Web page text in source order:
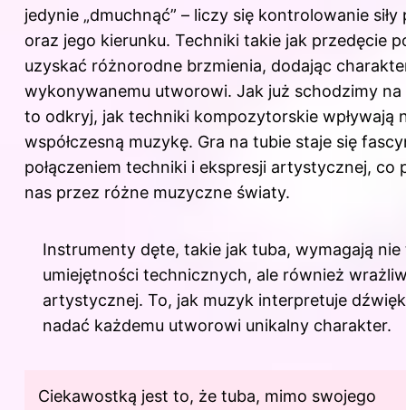
jedynie „dmuchnąć” – liczy się kontrolowanie
oraz jego kierunku. Techniki takie jak przedęcie
uzyskać różnorodne brzmienia, dodając
wykonywanemu utworowi. Jak już schodzimy
to odkryj, jak techniki kompozytorskie wpływają
współczesną muzykę. Gra na tubie staje się
połączeniem techniki i ekspresji artystycznej, co
nas przez różne muzyczne światy.
Instrumenty dęte, takie jak tuba, wymagają
umiejętności technicznych, ale również
artystycznej. To, jak muzyk interpretuje
nadać każdemu utworowi unikalny charakter.
Ciekawostką jest to, że tuba, mimo swojego